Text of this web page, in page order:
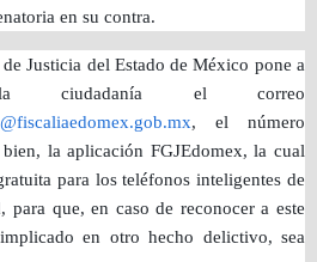
en su contra.
del Estado de México pone a
ciudadanía el correo
, el número
la aplicación FGJEdomex, la cual
para los teléfonos inteligentes de
para que, en caso de reconocer a este
en otro hecho delictivo, sea